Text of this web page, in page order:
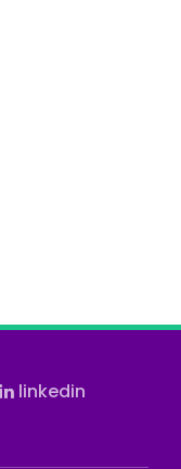
linkedin